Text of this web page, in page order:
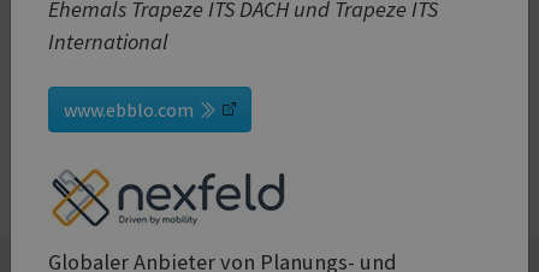
Ehemals Trapeze ITS DACH und Trapeze ITS
International
www.ebblo.com
Globaler Anbieter von Planungs- und